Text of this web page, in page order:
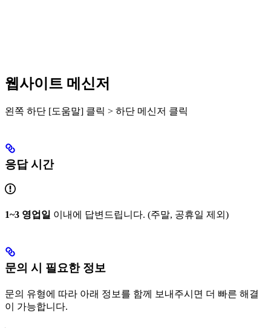
웹사이트 메신저
왼쪽 하단 [도움말] 클릭 > 하단 메신저 클릭
응답 시간
1~3 영업일 이내에 답변드립니다. (주말, 공휴일 제외)
문의 시 필요한 정보
문의 유형에 따라 아래 정보를 함께 보내주시면 더 빠른 해결
이 가능합니다.